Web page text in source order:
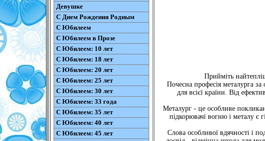
Девушке
С Днем Рождения Родным
С Юбилеем
С Юбилеем в Прозе
С Юбилеем: 10 лет
С Юбилеем: 18 лет
С Юбилеем: 20 лет
С Юбилеем: 25 лет
С Юбилеем: 30 лет
С Юбилеем: 33 года
С Юбилеем: 35 лет
С Юбилеем: 40 лет
С Юбилеем: 45 лет
Прийміть
Почесна професія металурга за
для всієї країни. Від
Металург - це особливе
підкорювачі вогню і металу
Слова особливої вдячності і